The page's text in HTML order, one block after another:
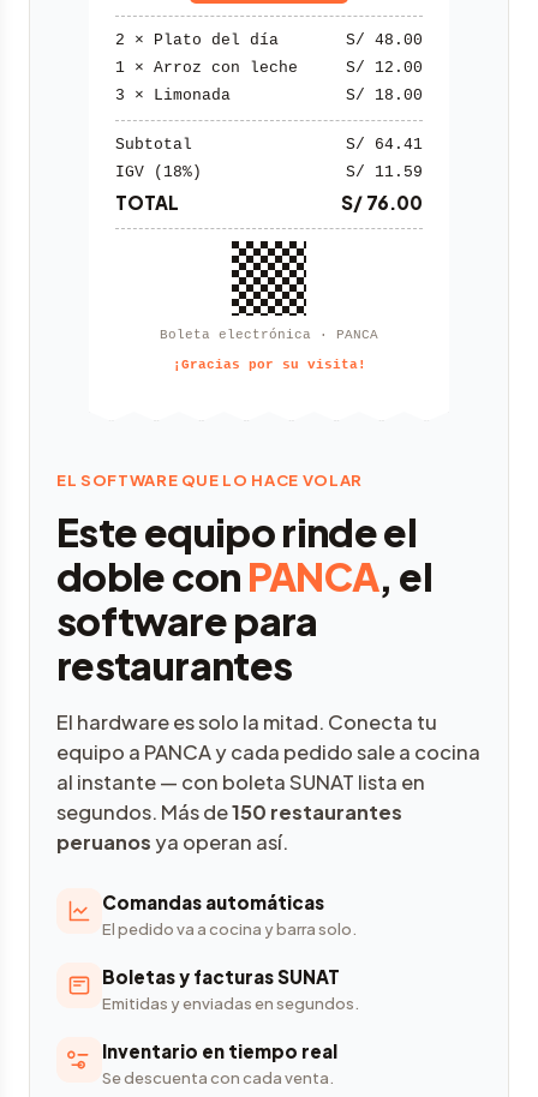
EL SOFTWARE QUE LO HACE VOLAR
Este equipo rinde el
doble con PANCA, el
software para
restaurantes
El hardware es solo la mitad. Conecta tu
equipo a PANCA y cada pedido sale a cocina
al instante — con boleta SUNAT lista en
segundos. Más de150 restaurantes
peruanosya operan así.
Comandas automáticas
El pedido va a cocina y barra solo.
Boletas y facturas SUNAT
Emitidas y enviadas en segundos.
Inventario en tiempo real
Se descuenta con cada venta.
2 × Plato del día
S/ 48.00
1 × Arroz con leche
S/ 12.00
3 × Limonada
S/ 18.00
Subtotal
S/ 64.41
IGV (18%)
S/ 11.59
TOTAL S/ 76.00
Boleta electrónica · PANCA
¡Gracias por su visita!